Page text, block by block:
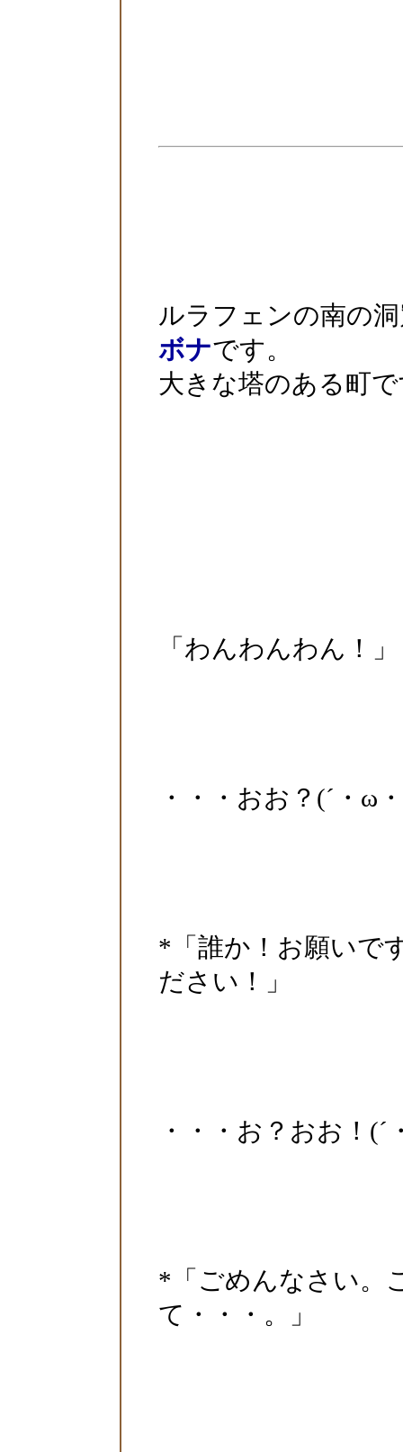
ルラフェンの南の
ボナです。
大きな塔のある町
「わんわんわん！」
・・・おお？(´・ω
*「誰か！お願いで
ださい！」
・・・お？おお！(´
*「ごめんなさい。
て・・・。」